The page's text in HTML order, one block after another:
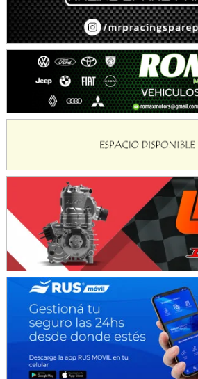
Baradero (Buenos Aires)
KDO - F6
Ciudad de Trenque Lauquen (Asfalto)
Trenque Lauquen (Buenos Aires)
ENTRERRIANO - F6 (POSTERGADA)
Parque de la Velocidad (Asfalto)
Villaguay (Entre Ríos)
PATAGONICO - F6
Moto Club Reginense (Tierra)
Gral. E. Godoy (Río Negro)
CSK - F7
Juventud Unida (Tierra)
Humboldt (Santa Fe)
NORESTE SANTAFESINO - F6
Ciudad de Avellaneda (Asfalto)
Avellaneda (Santa Fe)
José Samuel Sánchez (Tierra)
Rufino (Santa Fe)